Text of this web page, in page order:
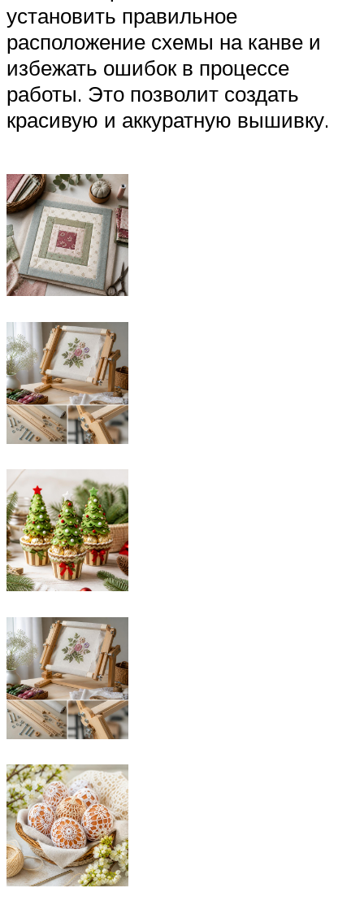
установить правильное
расположение схемы на канве и
избежать ошибок в процессе
работы. Это позволит создать
красивую и аккуратную вышивку.